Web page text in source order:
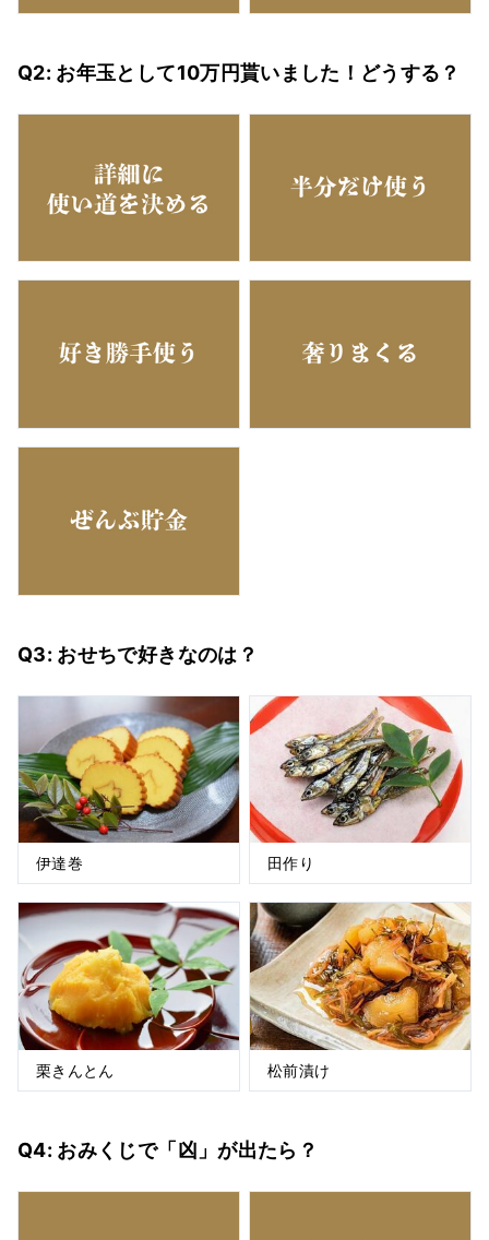
Q2: お年玉として10万円貰いました！どうする？
Q3: おせちで好きなのは？
伊達巻 田作り
栗きんとん 松前漬け
Q4: おみくじで「凶」が出たら？